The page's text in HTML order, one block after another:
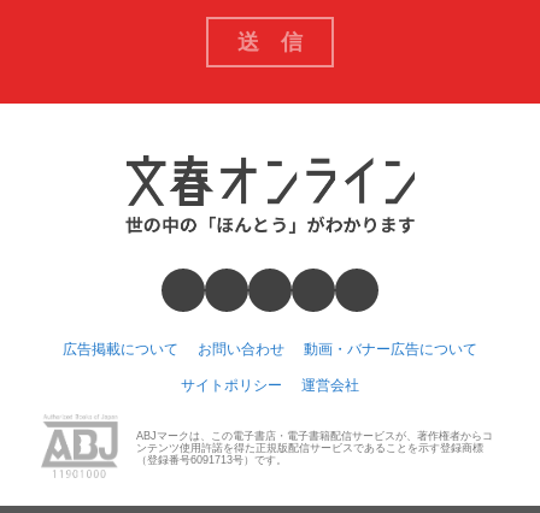
広告掲載について お問い合わせ 動画・バナー広告について
サイトポリシー 運営会社
ABJマークは、この電子書店・電子書籍配信サービスが、著作権者からコ
ンテンツ使用許諾を得た正規版配信サービスであることを示す登録商標
（登録番号6091713号）です。